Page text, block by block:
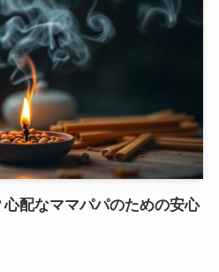
配なママパパのための安心